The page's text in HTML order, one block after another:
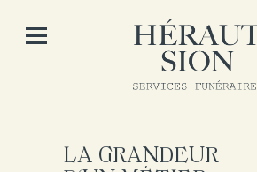
LA GRANDEUR